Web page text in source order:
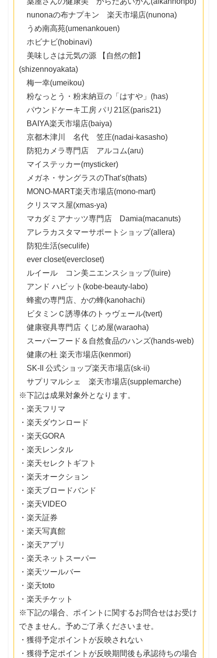
nunonaの布ナプキン 楽天市場店(nunona)
うめ南高苑(umenankouen)
ホビナビ(hobinavi)
美味しさは元気の源 【自然の館】
(shizennoyakata)
梅一幸(umeikou)
粉なっとう・粉末納豆の「はすや」(has)
パウンドケーキ工房 パリ21区(paris21)
BAIYA楽天市場店(baiya)
京都木津川 名代 笠庄(nadai-kasasho)
防犯カメラ専門店 アルコム(aru)
マイステッカー(mysticker)
メガネ・サングラスのThat’s(thats)
MONO-MART楽天市場店(mono-mart)
クリスマス屋(xmas-ya)
マカダミアナッツ専門店 Damia(macanuts)
アレラカスタマーサポートショップ(allera)
防犯生活(seculife)
ever closet(evercloset)
ルイール コン美ニエンスショップ(luire)
アンド ハビット(kobe-beauty-labo)
蜂蜜の専門店、かの蜂(kanohachi)
ビタミンＣ誘導体のトゥヴェール(tvert)
健康寝具専門店 くじめ屋(waraoha)
スーパーフード＆自然食品のハンズ(hands-web)
健康の杜 楽天市場店(kenmori)
SK-II 公式ショップ楽天市場店(sk-ii)
サプリマルシェ 楽天市場店(supplemarche)
※下記は成果対象外となります。
・楽天フリマ
・楽天ダウンロード
・楽天GORA
・楽天レンタル
・楽天セレクトギフト
・楽天オークション
・楽天ブロードバンド
・楽天VIDEO
・楽天証券
・楽天写真館
・楽天アプリ
・楽天ネットスーパー
・楽天ツールバー
・楽天toto
・楽天チケット
※下記の場合、ポイントに関するお問合せはお受け
できません。予めご了承くださいませ。
・獲得予定ポイントが反映されない
・獲得予定ポイントが反映期間後も承認待ちの場合